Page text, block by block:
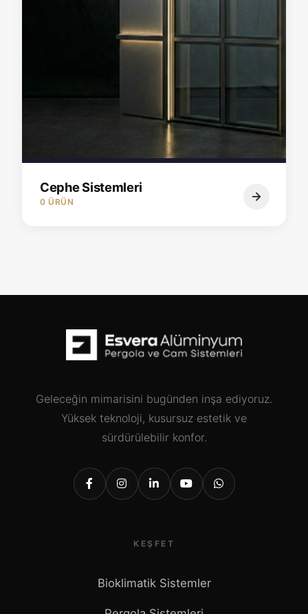
Cephe Sistemleri
0 ÜRÜN
Geleceğin mimarisini bugünden inşa ediyoruz.
Yüksek teknoloji, kusursuz estetik ve
sürdürülebilir konfor.
KEŞFET
Bioklimatik Sistemler